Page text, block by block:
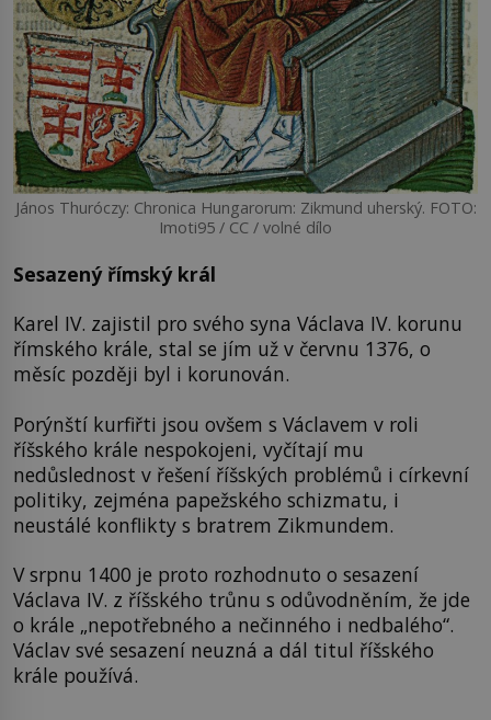
János Thuróczy: Chronica Hungarorum: Zikmund uherský. FOTO:
Imoti95 / CC / volné dílo
Sesazený římský král
Karel IV. zajistil pro svého syna Václava IV. korunu
římského krále, stal se jím už v červnu 1376, o
měsíc později byl i korunován.
Porýnští kurfiřti jsou ovšem s Václavem v roli
říšského krále nespokojeni, vyčítají mu
nedůslednost v řešení říšských problémů i církevní
politiky, zejména papežského schizmatu, i
neustálé konflikty s bratrem Zikmundem.
V srpnu 1400 je proto rozhodnuto o sesazení
Václava IV. z říšského trůnu s odůvodněním, že jde
o krále „nepotřebného a nečinného i nedbalého“.
Václav své sesazení neuzná a dál titul říšského
krále používá.